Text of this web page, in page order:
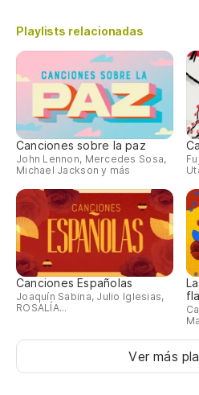
Playlists relacionadas
Canciones sobre la paz
John Lennon, Mercedes Sosa,
Michael Jackson y más
Canciones Españolas
Joaquín Sabina, Julio Iglesias,
ROSALÍA...
Ver más